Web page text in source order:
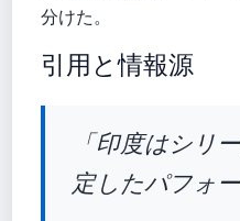
分けた。
引用と情報源
「印度はシリ
定したパフォ